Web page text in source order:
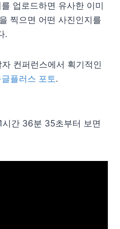
업로드하면 유사한 이미
찍으면 어떤 사진인지를
.
컨퍼런스에서 획기적인
글플러스 포토.
시간 36분 35초부터 보면